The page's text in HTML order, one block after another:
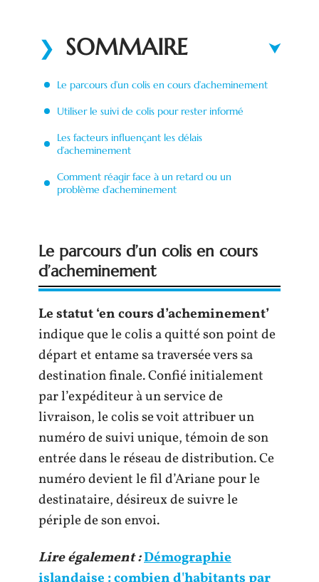
SOMMAIRE
Le parcours d’un colis en cours d’acheminement
Utiliser le suivi de colis pour rester informé
Les facteurs influençant les délais
d’acheminement
Comment réagir face à un retard ou un
problème d’acheminement
Le parcours d’un colis en cours
d’acheminement
Le statut ‘en cours d’acheminement’
indique que le colis a quitté son point de
départ et entame sa traversée vers sa
destination finale. Confié initialement
par l’expéditeur à un service de
livraison, le colis se voit attribuer un
numéro de suivi unique, témoin de son
entrée dans le réseau de distribution. Ce
numéro devient le fil d’Ariane pour le
destinataire, désireux de suivre le
périple de son envoi.
Lire également :Démographie
islandaise : combien d'habitants par